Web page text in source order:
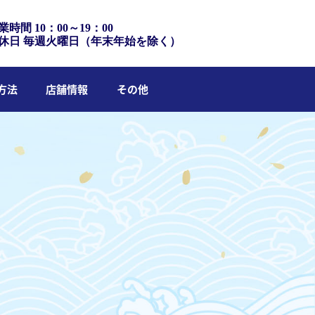
時間 10：00～19：00
日 毎週火曜日（年末年始を除く）
法 店舗情報 その他